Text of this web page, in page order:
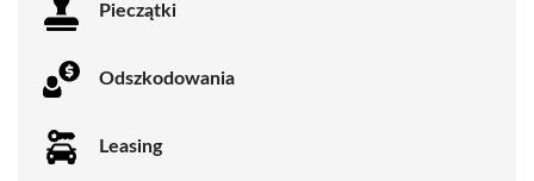
Pieczątki
Odszkodowania
Leasing